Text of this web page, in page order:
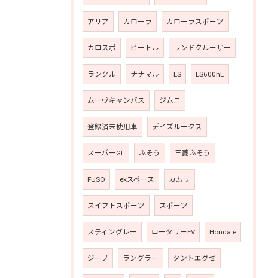
アリア カローラ カローラスポーツ
カロスポ ビートル ランドクルーザー
ランクル ナナマル LS LS600hL
ムーヴキャンバス ジムニ
登録済未使用車 デイズルークス
スーパーGL ふそう 三菱ふそう
FUSO ekスペース カムリ
スイフトスポーツ スポーツ
スティングレー ロータリーEV Honda e
ジープ ラングラー タントエグゼ